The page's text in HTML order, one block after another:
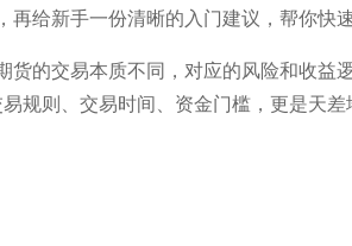
给新手一份清晰的入门建议，帮你快
的交易本质不同，对应的风险和收益
规则、交易时间、资金门槛，更是天